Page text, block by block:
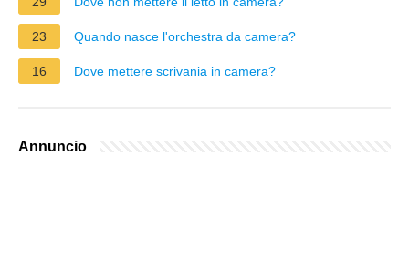
23 Quando nasce l'orchestra da camera?
16 Dove mettere scrivania in camera?
Annuncio